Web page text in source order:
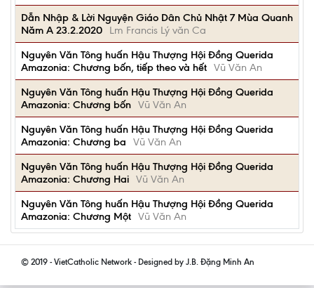
Dẫn Nhập & Lời Nguyện Giáo Dân Chủ Nhật 7 Mùa Quanh
Năm A 23.2.2020
Lm Francis Lý văn Ca
Nguyên Văn Tông huấn Hậu Thượng Hội Đồng Querida
Amazonia: Chương bốn, tiếp theo và hết Vũ Văn An
Nguyên Văn Tông huấn Hậu Thượng Hội Đồng Querida
Amazonia: Chương bốn Vũ Văn An
Nguyên Văn Tông huấn Hậu Thượng Hội Đồng Querida
Amazonia: Chương ba
Vũ Văn An
Nguyên Văn Tông huấn Hậu Thượng Hội Đồng Querida
Amazonia: Chương Hai Vũ Văn An
Nguyên Văn Tông huấn Hậu Thượng Hội Đồng Querida
Amazonia: Chương Một Vũ Văn An
© 2019 - VietCatholic Network - Designed by J.B. Đặng Minh An